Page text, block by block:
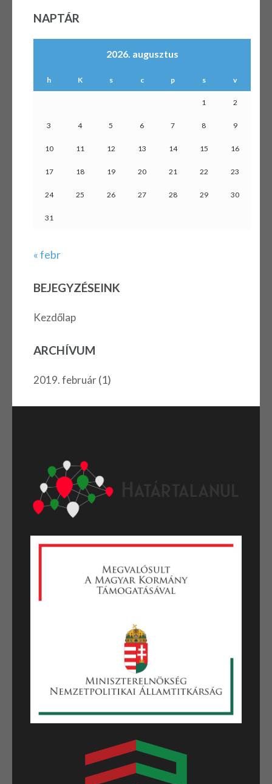
NAPTÁR
2026. augusztus
h K s c p s v
1 2
3 4 5 6 7 8 9
10 11 12 13 14 15 16
17 18 19 20 21 22 23
24 25 26 27 28 29 30
31
« febr
BEJEGYZÉSEINK
Kezdőlap
ARCHÍVUM
2019. február(1)